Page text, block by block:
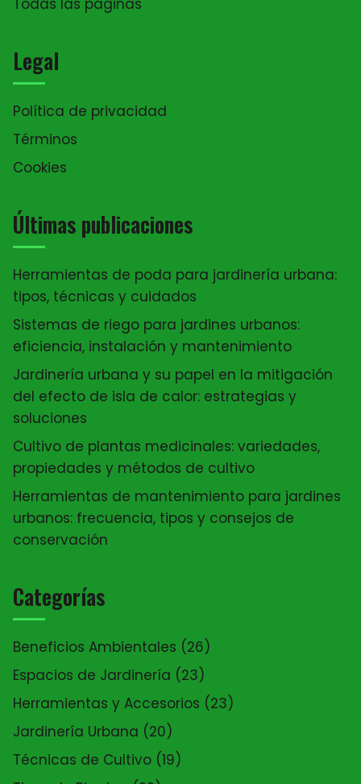
Legal
Política de privacidad
Términos
Cookies
Últimas publicaciones
Herramientas de poda para jardinería urbana:
tipos, técnicas y cuidados
Sistemas de riego para jardines urbanos:
eficiencia, instalación y mantenimiento
Jardinería urbana y su papel en la mitigación
del efecto de isla de calor: estrategias y
soluciones
Cultivo de plantas medicinales: variedades,
propiedades y métodos de cultivo
Herramientas de mantenimiento para jardines
urbanos: frecuencia, tipos y consejos de
conservación
Categorías
Beneficios Ambientales (26)
Espacios de Jardinería (23)
Herramientas y Accesorios (23)
Jardinería Urbana (20)
Técnicas de Cultivo (19)